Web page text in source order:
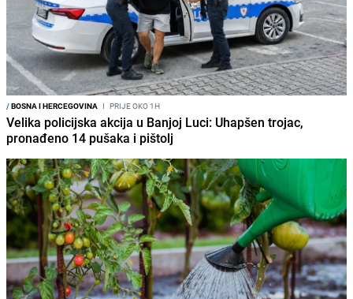
/BOSNA I HERCEGOVINA I PRIJE OKO 1H
Velika policijska akcija u Banjoj Luci: Uhapšen trojac,
pronađeno 14 pušaka i pištolj